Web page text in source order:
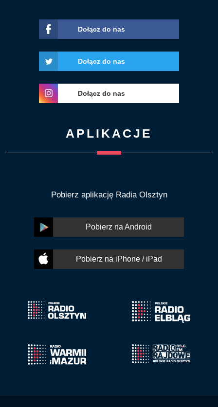
Dołącz do nas
Dołącz do nas
Dołącz do nas
APLIKACJE
Pobierz aplikację Radia Olsztyn
Pobierz na Android
Pobierz na iPhone / iPad